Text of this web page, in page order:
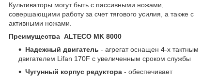
Культиваторы могут быть с пассивными ножами,
совершающими работу за счет тягового усилия, а также с
активными ножами.
Преимущества ALTECO MK 8000
Надежный двигатель - агрегат оснащен 4-х тактным
двигателем Lifan 170F с увеличенным сроком службы
Чугунный корпус редуктора - обеспечивает